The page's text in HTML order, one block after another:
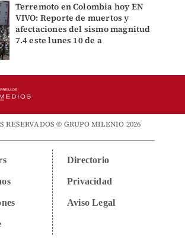
Terremoto en Colombia hoy EN
VIVO: Reporte de muertos y
afectaciones del sismo magnitud
7.4 este lunes 10 de a
RESERVADOS © GRUPO MILENIO 2026
Directorio
Privacidad
Aviso Legal